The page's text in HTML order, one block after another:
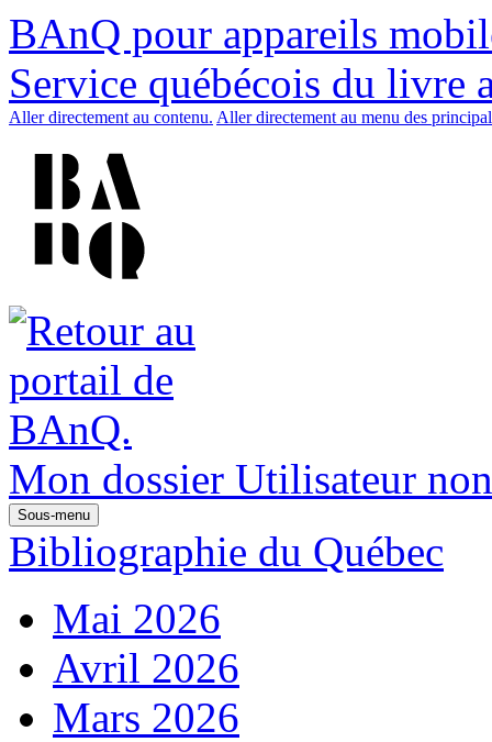
BAnQ pour appareils
Service québécois du livre
Aller directement au contenu. Aller directement au menu des
Mon dossier Utilisateur
Sous-menu
Bibliographie du Québec
Mai 2026
Avril 2026
Mars 2026